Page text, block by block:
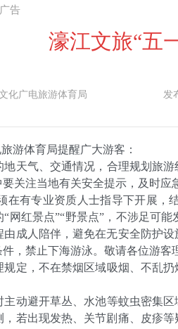
告
濠江文旅“五
化广电旅游体育局 发
游体育局提醒广大游客：
地天气、交通情况，合理规划旅
关注当地有关安全提示，及时应
在有专业资质人士指导下开展，
网红景点”“野景点”，不涉足可
成人陪伴，避免在无安全防护
，禁止下海游泳。敬请各位游客
定，不在禁烟区域吸烟、不乱
主动避开草丛、水池等蚊虫密集
若出现发热、关节剧痛、皮疹